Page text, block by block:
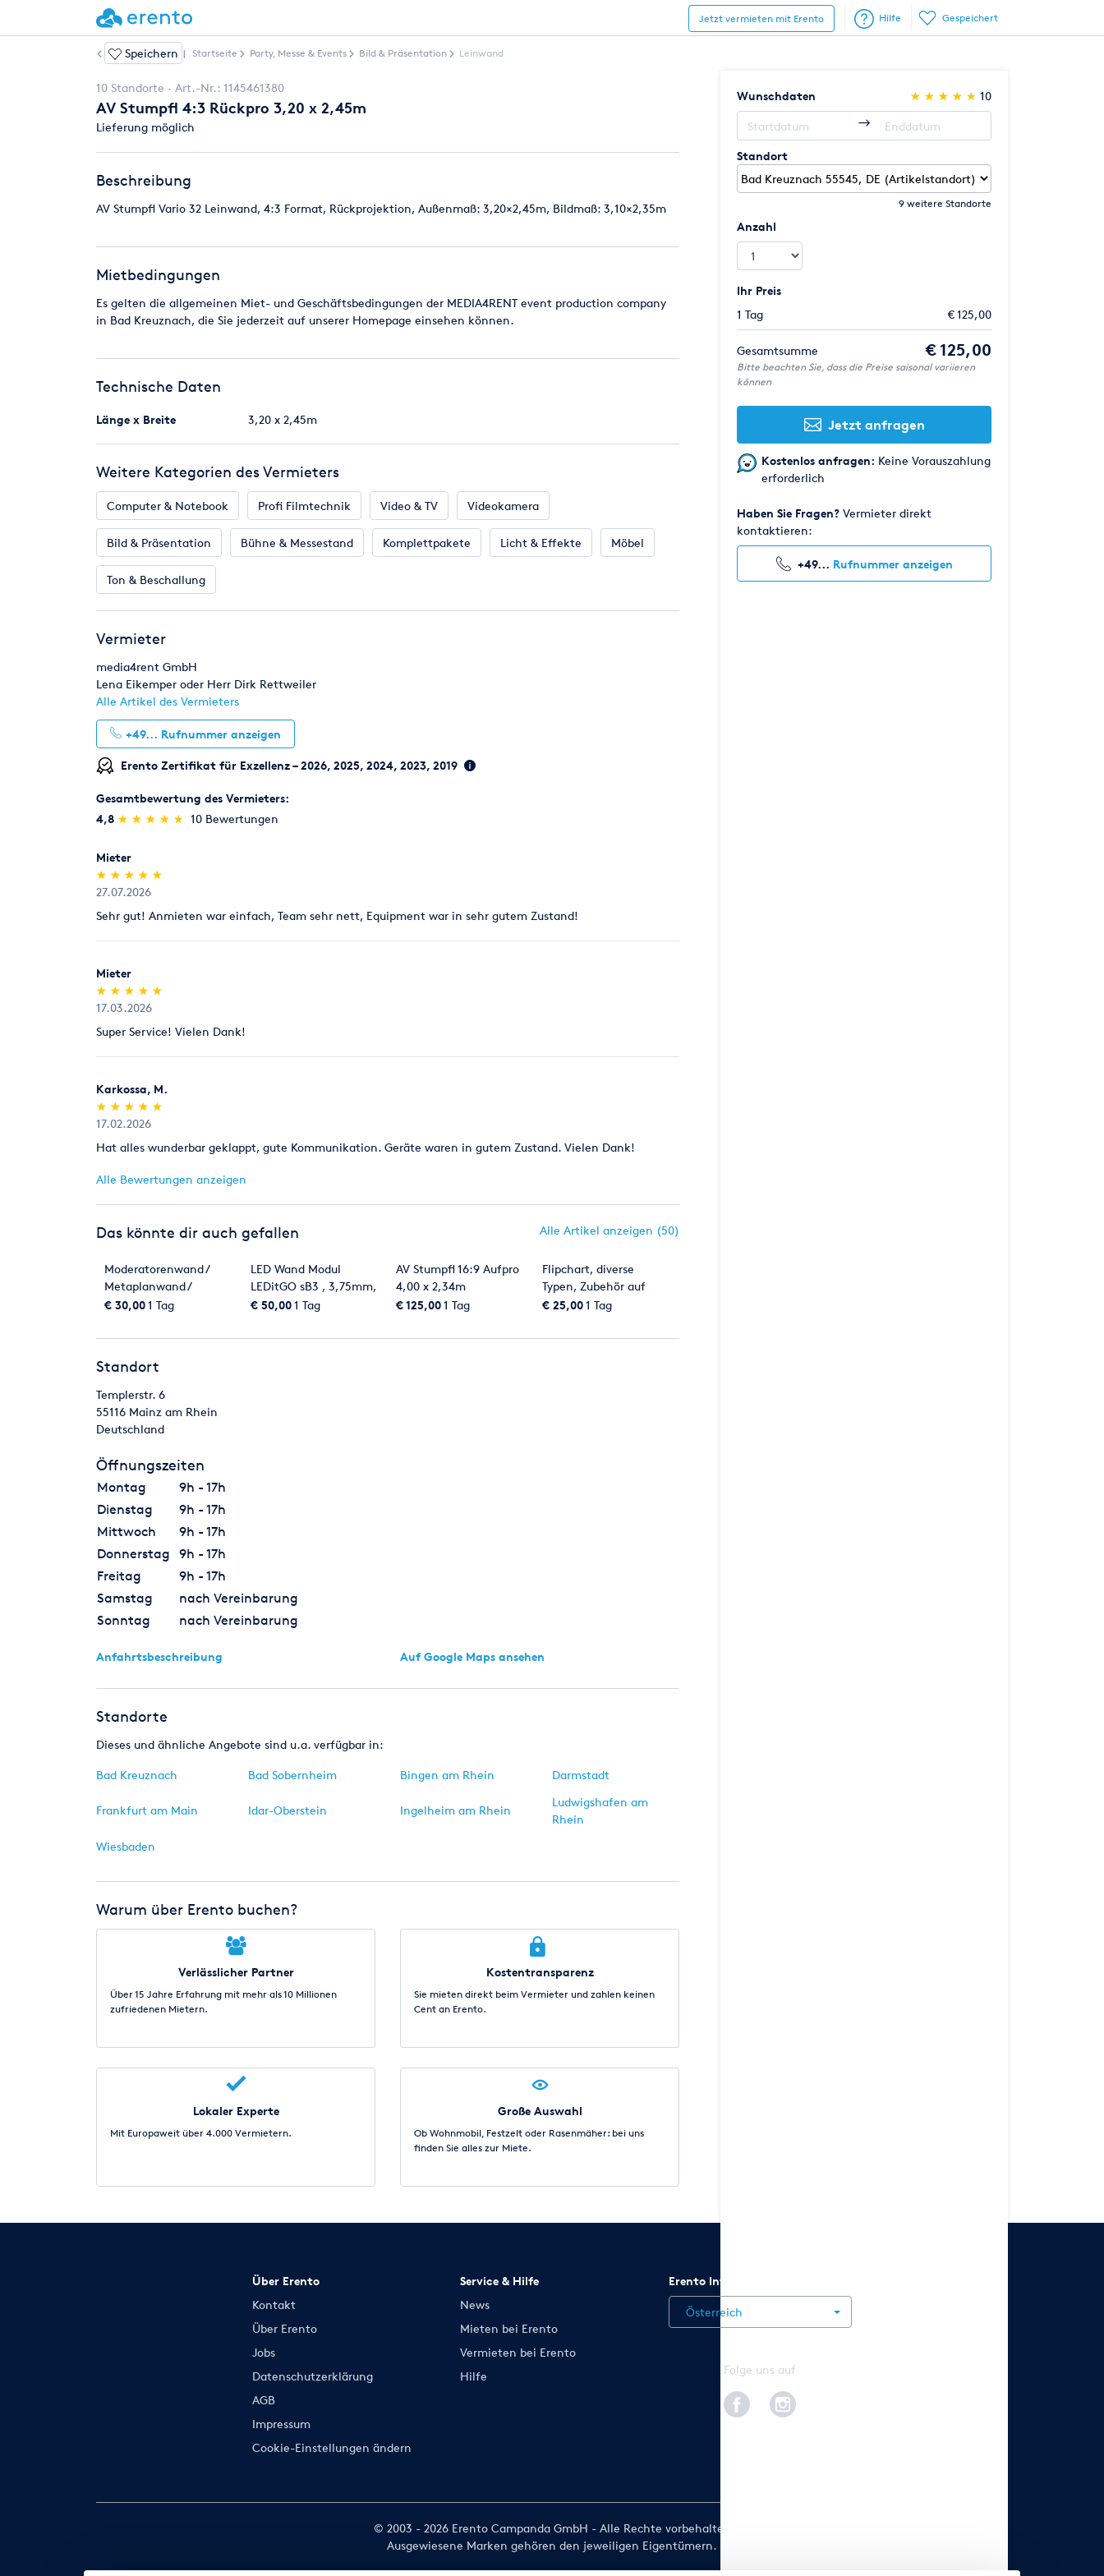
Gespeichert
Jetzt vermieten mit Erento Hilfe
Weitere Artikel | Startseite Party, Messe & Events Bild & Präsentation Leinwand
Speichern
10 Standorte Art.-Nr.: 1145461380
AV Stumpfl 4:3 Rückpro 3,20 x 2,45m
Lieferung möglich
Beschreibung
AV Stumpfl Vario 32 Leinwand, 4:3 Format, Rückprojektion, Außenmaß: 3,20×2,45m, Bildmaß: 3,10×2,35m
Mietbedingungen
Es gelten die allgemeinen Miet- und Geschäftsbedingungen der MEDIA4RENT event production company
in Bad Kreuznach, die Sie jederzeit auf unserer Homepage einsehen können.
Technische Daten
Länge x Breite 3,20 x 2,45m
Weitere Kategorien des Vermieters
Computer & Notebook Profi Filmtechnik Video & TV Videokamera
Bild & Präsentation Bühne & Messestand Komplettpakete Licht & Effekte Möbel
Ton & Beschallung
Vermieter
media4rent GmbH
Lena Eikemper oder Herr Dirk Rettweiler
Alle Artikel des Vermieters
+49... Rufnummer anzeigen
Erento Zertifikat für Exzellenz – 2026, 2025, 2024, 2023, 2019
Gesamtbewertung des Vermieters:
4,8 (*)
★
★
(*) ★
★
(*) ★
★
(*) ★
★
(*) ★
★ 10 Bewertungen
Mieter
(*)
★
★
(*) ★
★
(*) ★
★
(*) ★
★
(*) ★
★
27.07.2026
Sehr gut! Anmieten war einfach, Team sehr nett, Equipment war in sehr gutem Zustand!
Mieter
(*)
★
★
(*) ★
★
(*) ★
★
(*) ★
★
(*) ★
★
17.03.2026
Super Service! Vielen Dank!
Karkossa, M.
(*)
★
★
(*) ★
★
(*) ★
★
(*) ★
★
(*) ★
★
17.02.2026
Hat alles wunderbar geklappt, gute Kommunikation. Geräte waren in gutem Zustand. Vielen Dank!
Alle Bewertungen anzeigen
Das könnte dir auch gefallen Alle Artikel anzeigen (50)
Moderatorenwand /
Metaplanwand /
Pinnwand
€ 30,001 Tag
LED Wand Modul
LEDitGO sB3 , 3,75mm,
indoor, div. Größen
Beschreibung!)
€ 50,001 Tag
AV Stumpfl 16:9 Aufpro
4,00 x 2,34m
€ 125,001 Tag
Flipchart, diverse
Typen, Zubehör auf
Anfrage
€ 25,001 Tag
Standort
Templerstr. 6
55116 Mainz am Rhein
Deutschland
Öffnungszeiten
Montag
9h - 17h
Dienstag
9h - 17h
Mittwoch
9h - 17h
Donnerstag
9h - 17h
Freitag
9h - 17h
Samstag
nach Vereinbarung
Sonntag
nach Vereinbarung
Anfahrtsbeschreibung Auf Google Maps ansehen
Standorte
Dieses und ähnliche Angebote sind u.a. verfügbar in:
Bad Kreuznach Bad Sobernheim Bingen am Rhein Darmstadt
Frankfurt am Main Idar-Oberstein Ingelheim am Rhein
Ludwigshafen am
Rhein
Wiesbaden
Warum über Erento buchen?
Verlässlicher Partner
Über 15 Jahre Erfahrung mit mehr als 10 Millionen
zufriedenen Mietern.
Lokaler Experte
Mit Europaweit über 4.000 Vermietern.
Kostentransparenz
Sie mieten direkt beim Vermieter und zahlen keinen
Cent an Erento.
Große Auswahl
Ob Wohnmobil, Festzelt oder Rasenmäher: bei uns
finden Sie alles zur Miete.
Wunschdaten (*)
★
★
(*) ★
★
(*) ★
★
(*) ★
★
(*) ★
★ 10
Standort
9 weitere Standorte
Anzahl
Ihr Preis
1 Tag
€ 125,00
Gesamtsumme € 125,00
Bitte beachten Sie, dass die Preise saisonal variieren
können
Jetzt anfragen
Kostenlos anfragen: Keine Vorauszahlung
erforderlich
Haben Sie Fragen? Vermieter direkt
kontaktieren:
+49... Rufnummer anzeigen
Über Erento
Kontakt
Über Erento
Jobs
Datenschutzerklärung
AGB
Impressum
Cookie-Einstellungen ändern
Service & Hilfe
News
Mieten bei Erento
Vermieten bei Erento
Hilfe
Erento International
Österreich
Folge uns auf
© 2003 - 2026 Erento Campanda GmbH - Alle Rechte vorbehalten
Ausgewiesene Marken gehören den jeweiligen Eigentümern.